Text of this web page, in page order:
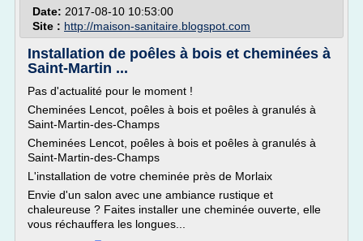
Date: 2017-08-10 10:53:00
Site : http://maison-sanitaire.blogspot.com
Installation de poêles à bois et cheminées à
Saint-Martin ...
Pas d'actualité pour le moment !
Cheminées Lencot, poêles à bois et poêles à granulés à
Saint-Martin-des-Champs
Cheminées Lencot, poêles à bois et poêles à granulés à
Saint-Martin-des-Champs
L'installation de votre cheminée près de Morlaix
Envie d'un salon avec une ambiance rustique et
chaleureuse ? Faites installer une cheminée ouverte, elle
vous réchauffera les longues...